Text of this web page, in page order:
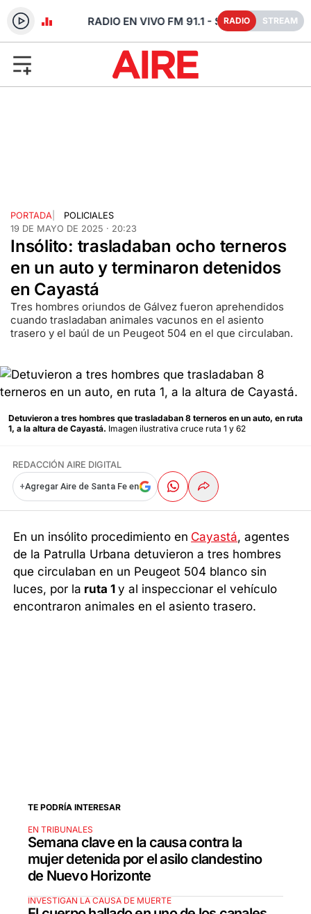
FE RADIO STREAM
PORTADA
POLICIALES
19 DE MAYO DE 2025 · 20:23
Insólito: trasladaban ocho terneros
en un auto y terminaron detenidos
en Cayastá
Tres hombres oriundos de Gálvez fueron aprehendidos
cuando trasladaban animales vacunos en el asiento
trasero y el baúl de un Peugeot 504 en el que circulaban.
Detuvieron a tres hombres que trasladaban 8 terneros en un auto, en ruta
1, a la altura de Cayastá. Imagen ilustrativa cruce ruta 1 y 62
REDACCIÓN AIRE DIGITAL
+Agregar Aire de Santa Fe en
En un insólito procedimiento en Cayastá, agentes
de la Patrulla Urbana detuvieron a tres hombres
que circulaban en un Peugeot 504 blanco sin
luces, por la ruta 1y al inspeccionar el vehículo
encontraron animales en el asiento trasero.
TE PODRÍA INTERESAR
EN TRIBUNALES
Semana clave en la causa contra la
mujer detenida por el asilo clandestino
de Nuevo Horizonte
INVESTIGAN LA CAUSA DE MUERTE